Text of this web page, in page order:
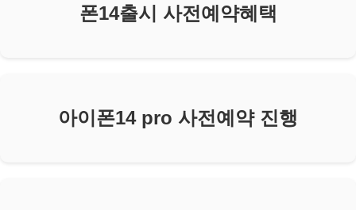
폰14출시 사전예약혜택
아이폰14 pro 사전예약 진행